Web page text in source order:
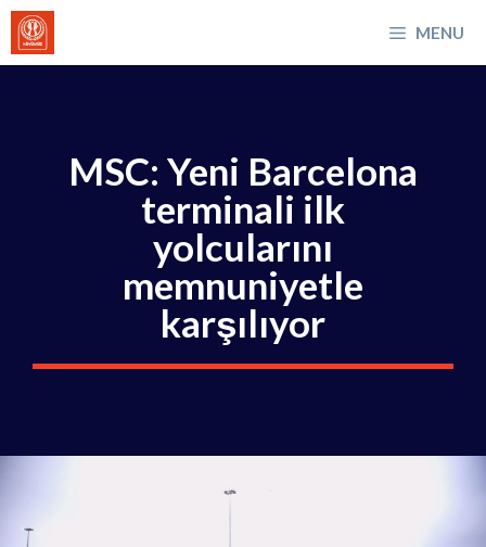
İçeriğe
atla
MENU
MSC: Yeni Barcelona
terminali ilk
yolcularını
memnuniyetle
karşılıyor